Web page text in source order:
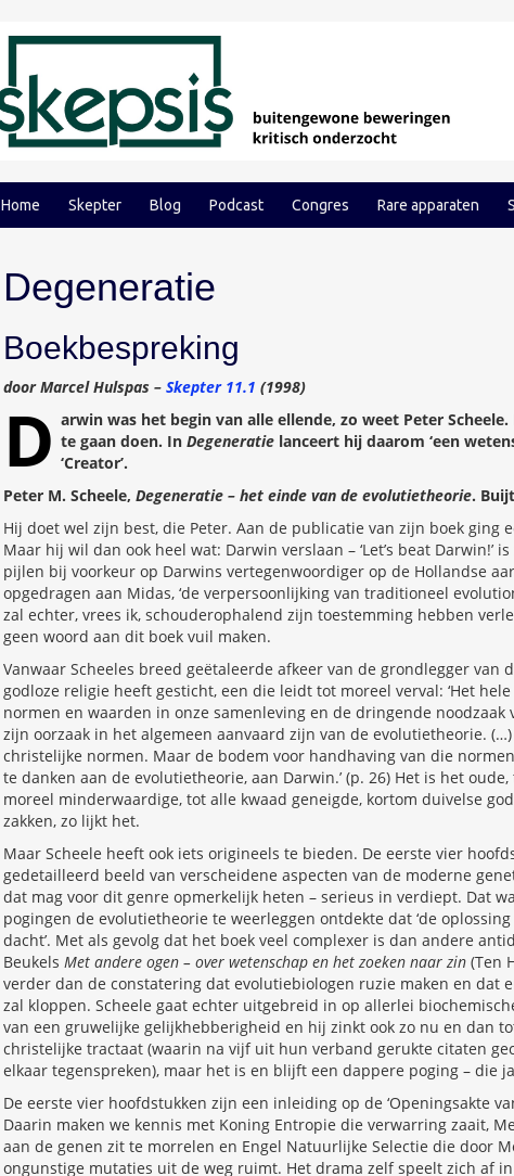
Home Skepter Blog Podcast Congres Rare apparaten
Degeneratie
Boekbespreking
door Marcel Hulspas – Skepter 11.1 (1998)
D arwin was het begin van alle ellende, zo weet Peter
te gaan doen. In Degeneratie lanceert hij daarom ‘een
‘Creator’.
Peter M. Scheele, Degeneratie – het einde van de evolutietheorie.
Hij doet wel zijn best, die Peter. Aan de publicatie van zijn boek ging
Maar hij wil dan ook heel wat: Darwin verslaan – ‘Let’s beat
pijlen bij voorkeur op Darwins vertegenwoordiger op de Hollandse
opgedragen aan Midas, ‘de verpersoonlijking van traditioneel
zal echter, vrees ik, schouderophalend zijn toestemming hebben
geen woord aan dit boek vuil maken.
Vanwaar Scheeles breed geëtaleerde afkeer van de grondlegger van
godloze religie heeft gesticht, een die leidt tot moreel verval: ‘Het
normen en waarden in onze samenleving en de dringende
zijn oorzaak in het algemeen aanvaard zijn van de evolutietheorie.
christelijke normen. Maar de bodem voor handhaving van die
te danken aan de evolutietheorie, aan Darwin.’ (p. 26) Het is het
moreel minderwaardige, tot alle kwaad geneigde, kortom duivelse
zakken, zo lijkt het.
Maar Scheele heeft ook iets origineels te bieden. De eerste vier
gedetailleerd beeld van verscheidene aspecten van de moderne
dat mag voor dit genre opmerkelijk heten – serieus in verdiept. Dat
pogingen de evolutietheorie te weerleggen ontdekte dat ‘de
dacht’. Met als gevolg dat het boek veel complexer is dan andere
Beukels Met andere ogen – over wetenschap en het zoeken naar zin (Ten
verder dan de constatering dat evolutiebiologen ruzie maken en dat
zal kloppen. Scheele gaat echter uitgebreid in op allerlei
van een gruwelijke gelijkhebberigheid en hij zinkt ook zo nu en dan
christelijke tractaat (waarin na vijf uit hun verband gerukte citaten
elkaar tegenspreken), maar het is en blijft een dappere poging – die
De eerste vier hoofdstukken zijn een inleiding op de ‘Openingsakte
Daarin maken we kennis met Koning Entropie die verwarring zaait,
aan de genen zit te morrelen en Engel Natuurlijke Selectie die door
ongunstige mutaties uit de weg ruimt. Het drama zelf speelt zich af in